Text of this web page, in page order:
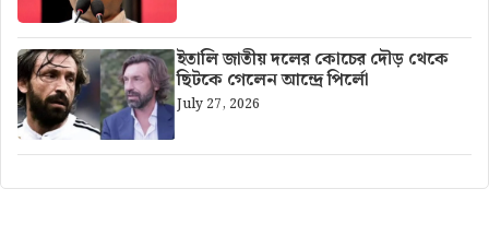
ইতালি জাতীয় দলের কোচের দৌড় থেকে
ছিটকে গেলেন আন্দ্রে পির্লো
July 27, 2026